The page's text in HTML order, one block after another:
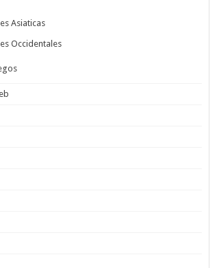
Asiaticas
Occidentales